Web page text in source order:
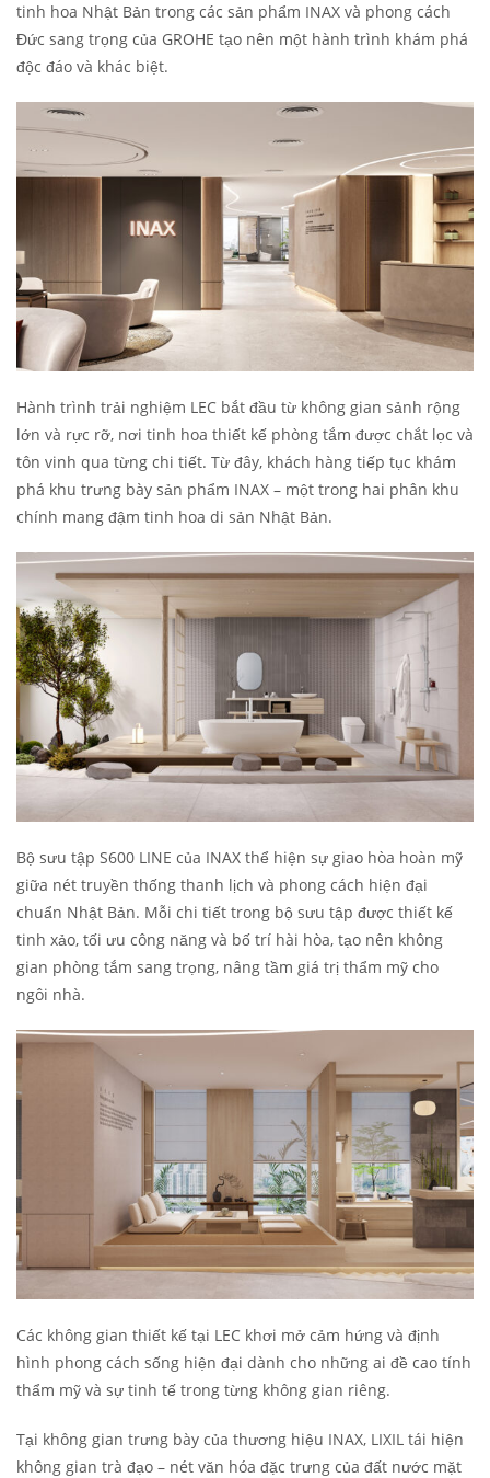
tinh hoa Nhật Bản trong các sản phẩm INAX và phong cách
Đức sang trọng của GROHE tạo nên một hành trình khám phá
độc đáo và khác biệt.
Hành trình trải nghiệm LEC bắt đầu từ không gian sảnh rộng
lớn và rực rỡ, nơi tinh hoa thiết kế phòng tắm được chắt lọc và
tôn vinh qua từng chi tiết. Từ đây, khách hàng tiếp tục khám
phá khu trưng bày sản phẩm INAX – một trong hai phân khu
chính mang đậm tinh hoa di sản Nhật Bản.
Bộ sưu tập S600 LINE của INAX thể hiện sự giao hòa hoàn mỹ
giữa nét truyền thống thanh lịch và phong cách hiện đại
chuẩn Nhật Bản. Mỗi chi tiết trong bộ sưu tập được thiết kế
tinh xảo, tối ưu công năng và bố trí hài hòa, tạo nên không
gian phòng tắm sang trọng, nâng tầm giá trị thẩm mỹ cho
ngôi nhà.
Các không gian thiết kế tại LEC khơi mở cảm hứng và định
hình phong cách sống hiện đại dành cho những ai đề cao tính
thẩm mỹ và sự tinh tế trong từng không gian riêng.
Tại không gian trưng bày của thương hiệu INAX, LIXIL tái hiện
không gian trà đạo – nét văn hóa đặc trưng của đất nước mặt